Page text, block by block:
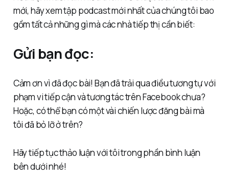
mới, hãy xem tập podcast mới nhất của chúng tôi bao
gồm tất cả những gì mà các nhà tiếp thị cần biết:
Gửi bạn đọc:
Cảm ơn vì đã đọc bài! Bạn đã trải qua điều tương tự với
phạm vi tiếp cận và tương tác trên Facebook chưa?
Hoặc, có thể bạn có một vài chiến lược đăng bài mà
tôi đã bỏ lỡ ở trên?
Hãy tiếp tục thảo luận với tôi trong phần bình luận
bên dưới nhé!